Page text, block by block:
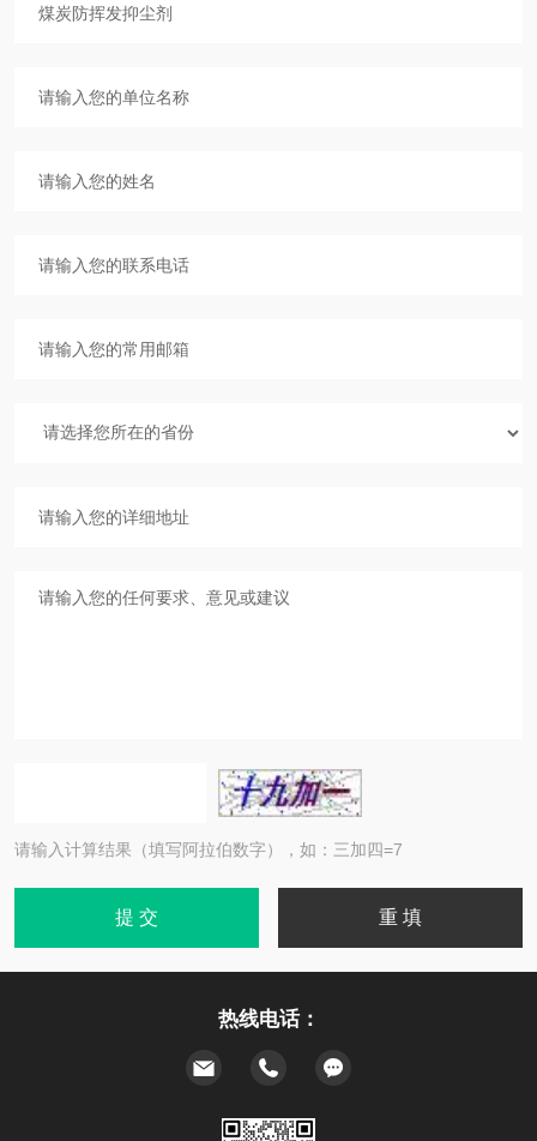
请输入计算结果（填写阿拉伯数字），如：三加四=7
热线电话：